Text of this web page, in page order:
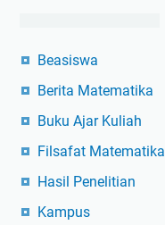
Beasiswa
Berita Matematika
Buku Ajar Kuliah
Filsafat Matematika
Hasil Penelitian
Kampus